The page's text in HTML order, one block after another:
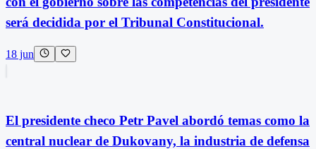
será decidida por el Tribunal Constitucional.
18 jun
El presidente checo Petr Pavel abordó temas como la
central nuclear de Dukovany, la industria de defensa